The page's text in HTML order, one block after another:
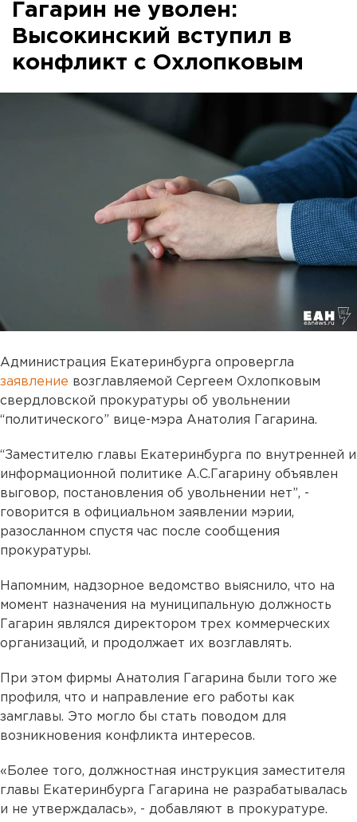
Гагарин не уволен:
Высокинский вступил в
конфликт с Охлопковым
Администрация Екатеринбурга опровергла
заявление возглавляемой Сергеем Охлопковым
свердловской прокуратуры об увольнении
“политического” вице-мэра Анатолия Гагарина.
“Заместителю главы Екатеринбурга по внутренней и
информационной политике А.С.Гагарину объявлен
выговор, постановления об увольнении нет”, -
говорится в официальном заявлении мэрии,
разосланном спустя час после сообщения
прокуратуры.
Напомним, надзорное ведомство выяснило, что на
момент назначения на муниципальную должность
Гагарин являлся директором трех коммерческих
организаций, и продолжает их возглавлять.
При этом фирмы Анатолия Гагарина были того же
профиля, что и направление его работы как
замглавы. Это могло бы стать поводом для
возникновения конфликта интересов.
«Более того, должностная инструкция заместителя
главы Екатеринбурга Гагарина не разрабатывалась
и не утверждалась», - добавляют в прокуратуре.